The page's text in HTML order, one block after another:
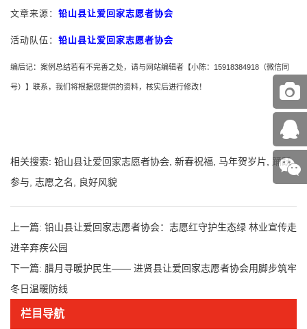
文章来源 ： 铅山县让爱回家志愿者协会
活动队伍： 铅山县让爱回家志愿者协会
编后记：案例总结若有不完善之处，请与网站编辑者【小陈： 15918384918 （微信同
号）】联系，我们将根据您提供的资料，核实后进行修改！
相关搜索: 铅山县让爱回家志愿者协会 新春祝福 马年贺岁片
踊跃
参与 志愿之名 良好风貌
上一篇: 铅山县让爱回家志愿者协会：志愿红守护生态绿 林业宣传走
进辛弃疾公园
下一篇: 腊月寻暖护民生—— 进贤县让爱回家志愿者协会用脚步筑牢
冬日温暖防线
栏目导航